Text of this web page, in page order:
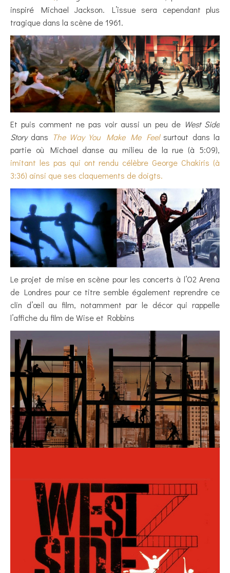
inspiré Michael Jackson. L’issue sera cependant plus
tragique dans la scène de 1961.
Et puis comment ne pas voir aussi un peu de West Side
Storydans The Way You Make Me Feel surtout dans la
partie où Michael danse au milieu de la rue (à 5:09),
imitant les pas qui ont rendu célèbre George Chakiris (à
3:36) ainsi que ses claquements de doigts.
Le projet de mise en scène pour les concerts à l’O2 Arena
de Londres pour ce titre semble également reprendre ce
clin d’œil au film, notamment par le décor qui rappelle
l’affiche du film de Wise et Robbins